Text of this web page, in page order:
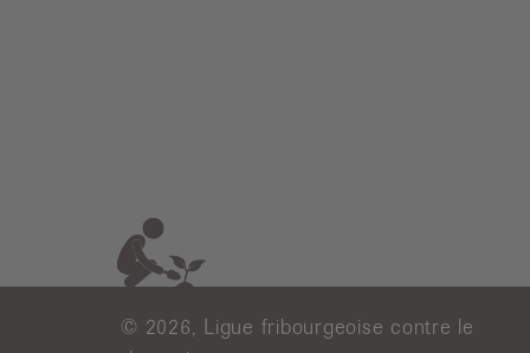
© 2026, Ligue fribourgeoise contre le